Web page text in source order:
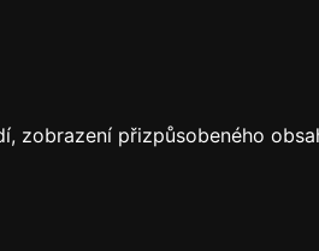
zobrazení přizpůsobeného